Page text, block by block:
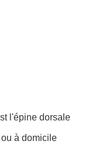
l'épine dorsale
à domicile